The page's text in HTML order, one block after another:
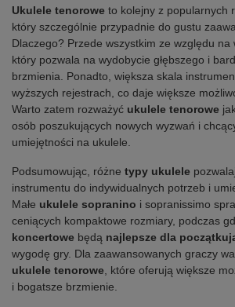
Ukulele tenorowe to kolejny z popularnych
który szczególnie przypadnie do gustu
Dlaczego? Przede wszystkim ze względu na
który pozwala na wydobycie głębszego i
brzmienia. Ponadto, większa skala
wyższych rejestrach, co daje większe
Warto zatem rozważyć ukulele tenorowe
osób poszukujących nowych wyzwań i
umiejętności na ukulele.
Podsumowując, różne typy ukulele
instrumentu do indywidualnych potrzeb i
Małe ukulele sopranino i sopranissimo
ceniących kompaktowe rozmiary, podczas
koncertowe będą najlepsze dla
wygodę gry. Dla zaawansowanych graczy
ukulele tenorowe, które oferują większe
i bogatsze brzmienie.